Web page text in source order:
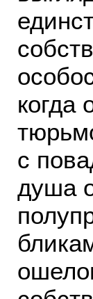
когда
с
душа